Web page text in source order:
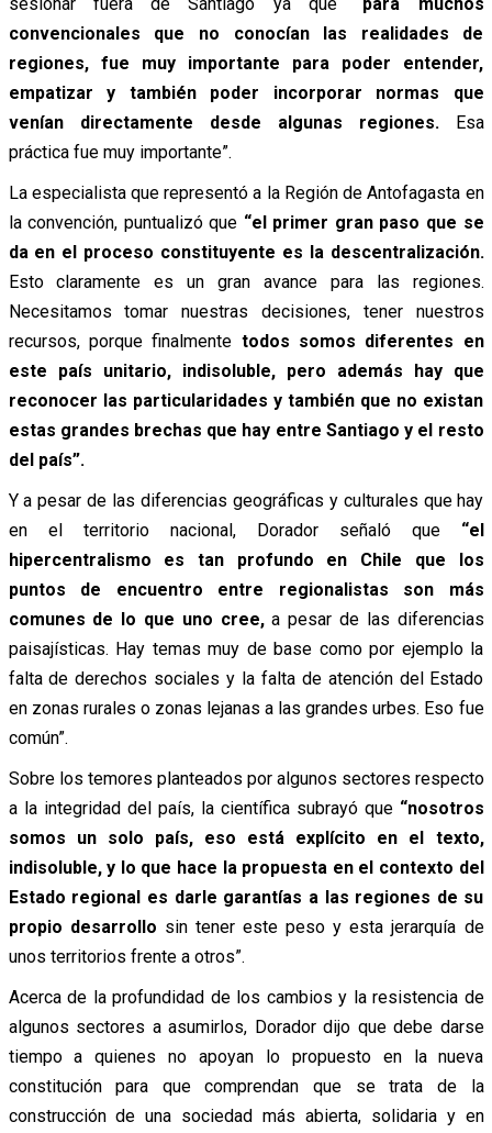
convencionales que no conocían las realidades de
regiones, fue muy importante para poder entender,
empatizar y también poder incorporar normas que
venían directamente desde algunas regiones. Esa
práctica fue muy importante”.
La especialista que representó a la Región de Antofagasta en
la convención, puntualizó que “el primer gran paso que se
da en el proceso constituyente es la descentralización.
Esto claramente es un gran avance para las regiones.
Necesitamos tomar nuestras decisiones, tener nuestros
recursos, porque finalmente todos somos diferentes en
este país unitario, indisoluble, pero además hay que
reconocer las particularidades y también que no existan
estas grandes brechas que hay entre Santiago y el resto
del país”.
Y a pesar de las diferencias geográficas y culturales que hay
en el territorio nacional, Dorador señaló que “el
hipercentralismo es tan profundo en Chile que los
puntos de encuentro entre regionalistas son más
comunes de lo que uno cree,a pesar de las diferencias
paisajísticas. Hay temas muy de base como por ejemplo la
falta de derechos sociales y la falta de atención del Estado
en zonas rurales o zonas lejanas a las grandes urbes. Eso fue
común”.
Sobre los temores planteados por algunos sectores respecto
a la integridad del país, la científica subrayó que “nosotros
somos un solo país, eso está explícito en el texto,
indisoluble, y lo que hace la propuesta en el contexto del
Estado regional es darle garantías a las regiones de su
propio desarrollo sin tener este peso y esta jerarquía de
unos territorios frente a otros”.
Acerca de la profundidad de los cambios y la resistencia de
algunos sectores a asumirlos, Dorador dijo que debe darse
tiempo a quienes no apoyan lo propuesto en la nueva
constitución para que comprendan que se trata de la
construcción de una sociedad más abierta, solidaria y en